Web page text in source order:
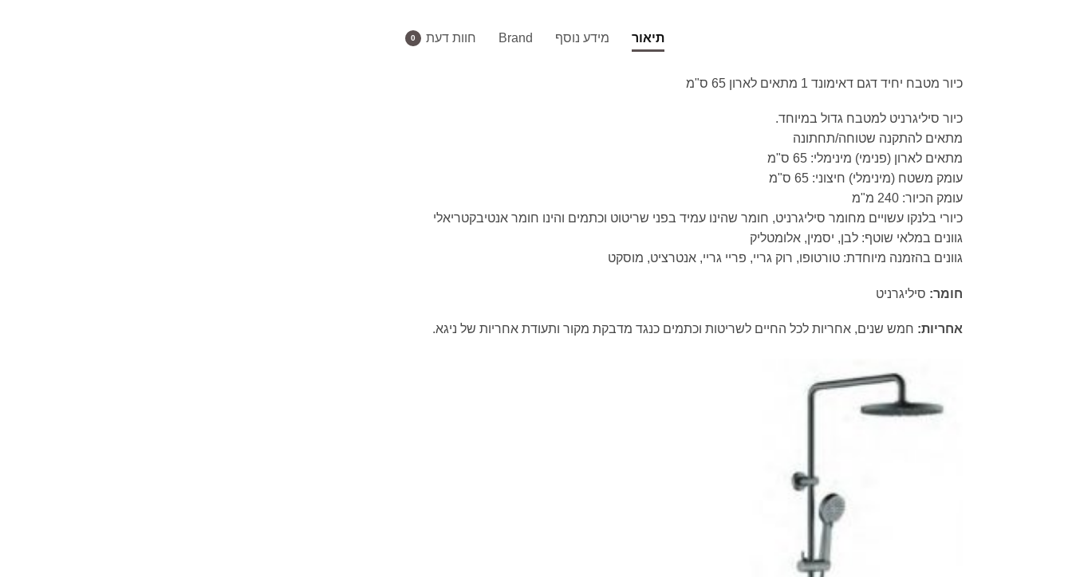
תיאור מידע נוסף Brand חוות דעת 0
כיור מטבח יחיד דגם דאימונד 1 מתאים לארון 65 ס"מ
כיור סיליגרניט למטבח גדול במיוחד.
מתאים להתקנה שטוחה/תחתונה
מתאים לארון (פנימי) מינימלי: 65 ס"מ
עומק משטח (מינימלי) חיצוני: 65 ס"מ
עומק הכיור: 240 מ"מ
כיורי בלנקו עשויים מחומר סיליגרניט, חומר שהינו עמיד בפני שריטוט וכתמים והינו חומר אנטיבקטריאלי
גוונים במלאי שוטף: לבן, יסמין, אלומטליק
גוונים בהזמנה מיוחדת: טורטופו, רוק גריי, פריי גריי, אנטרציט, מוסקט
חומר: סיליגרניט
אחריות: חמש שנים, אחריות לכל החיים לשריטות וכתמים כנגד מדבקת מקור ותעודת אחריות של ניגא.